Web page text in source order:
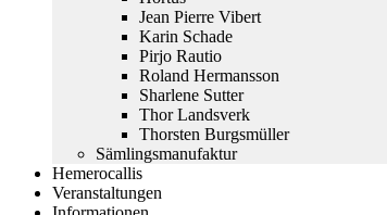
Jean Pierre Vibert
Karin Schade
Pirjo Rautio
Roland Hermansson
Sharlene Sutter
Thor Landsverk
Thorsten Burgsmüller
Sämlingsmanufaktur
Hemerocallis
Veranstaltungen